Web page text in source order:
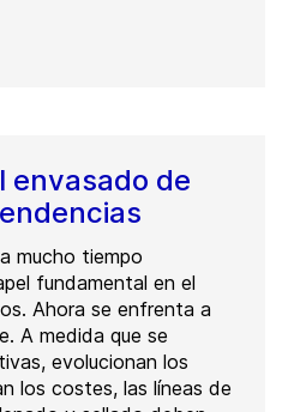
envasado de
mucho tiempo
fundamental en el
Ahora se enfrenta a
A medida que se
evolucionan los
los costes, las líneas de